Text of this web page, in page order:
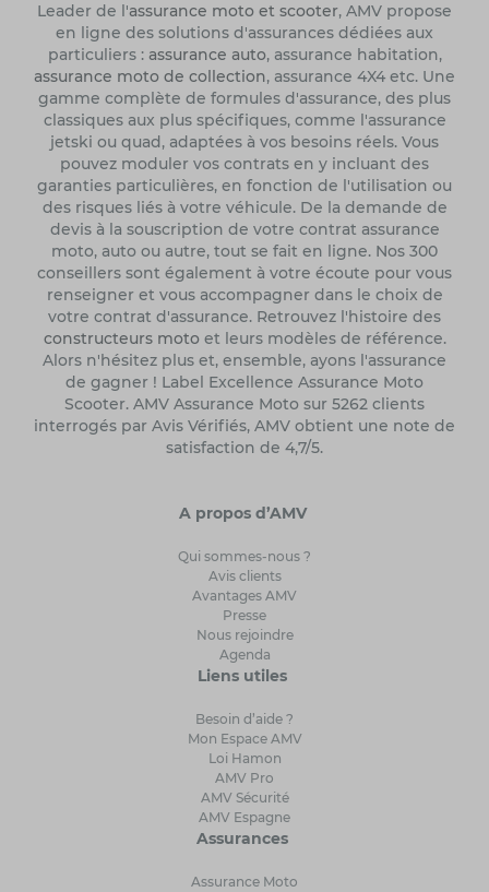
Leader de l'assurance moto et scooter, AMV propose
en ligne des solutions d'assurances dédiées aux
particuliers : assurance auto, assurance habitation,
assurance moto de collection, assurance 4X4 etc. Une
gamme complète de formules d'assurance, des plus
classiques aux plus spécifiques, comme l'assurance
jetski ou quad, adaptées à vos besoins réels. Vous
pouvez moduler vos contrats en y incluant des
garanties particulières, en fonction de l'utilisation ou
des risques liés à votre véhicule. De la demande de
devis à la souscription de votre contrat assurance
moto, auto ou autre, tout se fait en ligne. Nos 300
conseillers sont également à votre écoute pour vous
renseigner et vous accompagner dans le choix de
votre contrat d'assurance. Retrouvez l'histoire des
constructeurs motoet leurs modèles de référence.
Alors n'hésitez plus et, ensemble, ayons l'assurance
de gagner ! Label Excellence Assurance Moto
Scooter. AMV Assurance Moto sur 5262 clients
interrogés par Avis Vérifiés, AMV obtient une note de
satisfaction de 4,7/5.
A propos d’AMV
Qui sommes-nous ?
Avis clients
Avantages AMV
Presse
Nous rejoindre
Agenda
Liens utiles
Besoin d’aide ?
Mon Espace AMV
Loi Hamon
AMV Pro
AMV Sécurité
AMV Espagne
Assurances
Assurance Moto